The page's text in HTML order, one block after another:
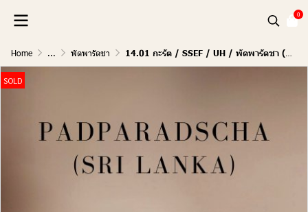
0
Home ... พัดพารัดชา 14.01 กะรัต / SSEF / UH / พัดพารัดชา (SUNSET)
SOLD